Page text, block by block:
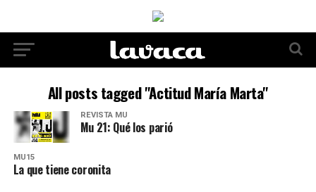
All posts tagged "Actitud María Marta"
REVISTA MU
Mu 21: Qué los parió
MU15
La que tiene coronita